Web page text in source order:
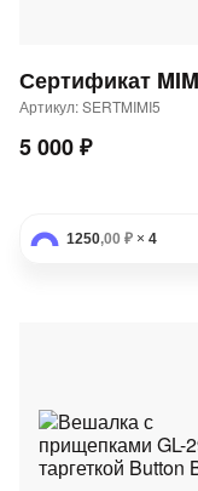
Артикул: SERTMIMI5
5 000 ₽
1250,00 ₽ × 4